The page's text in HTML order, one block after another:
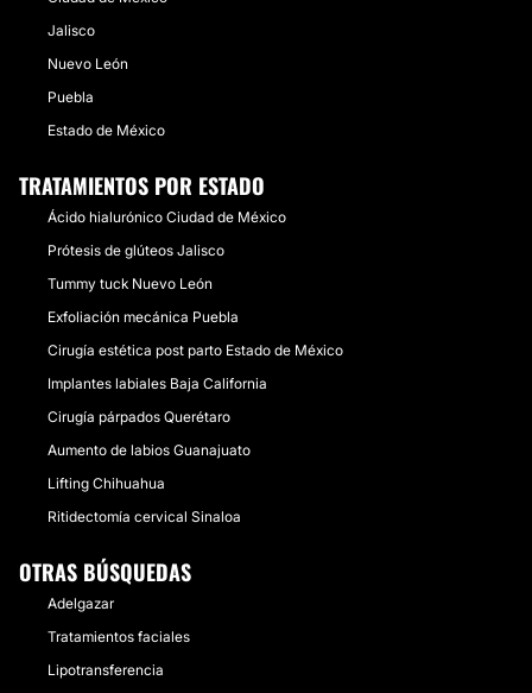
Jalisco
Nuevo León
Puebla
Estado de México
TRATAMIENTOS POR ESTADO
Ácido hialurónico Ciudad de México
Prótesis de glúteos Jalisco
Tummy tuck Nuevo León
Exfoliación mecánica Puebla
Cirugía estética post parto Estado de México
Implantes labiales Baja California
Cirugía párpados Querétaro
Aumento de labios Guanajuato
Lifting Chihuahua
Ritidectomía cervical Sinaloa
OTRAS BÚSQUEDAS
Adelgazar
Tratamientos faciales
Lipotransferencia